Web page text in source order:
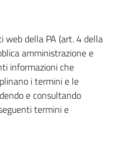
web della PA (art. 4 della
amministrazione e
informazioni che
i termini e le
e consultando
termini e